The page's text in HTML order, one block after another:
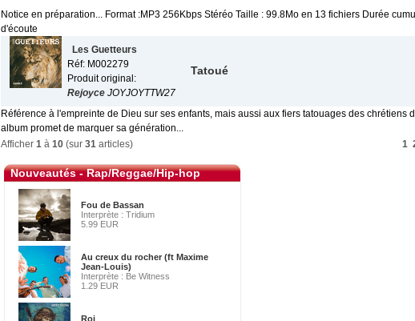
Notice en préparation... Format :MP3 256Kbps Stéréo Taille : 99.8Mo en 13 fichiers Durée
d'écoute
Les Guetteurs
Réf: M002279
Produit original:
Rejoyce JOYJOYTTW27
Tatoué
Référence à l'empreinte de Dieu sur ses enfants, mais aussi aux fiers tatouages des chrétiens
album promet de marquer sa génération...
Afficher 1 à 10 (sur 31 articles) 1
Nouveautés - Rap/Reggae/Hip-hop
Fou de Bassan
Interprète : Tridium
5.99 EUR
Au creux du rocher (ft Maxime
Jean-Louis)
Interprète : Be Witness
1.29 EUR
Roi